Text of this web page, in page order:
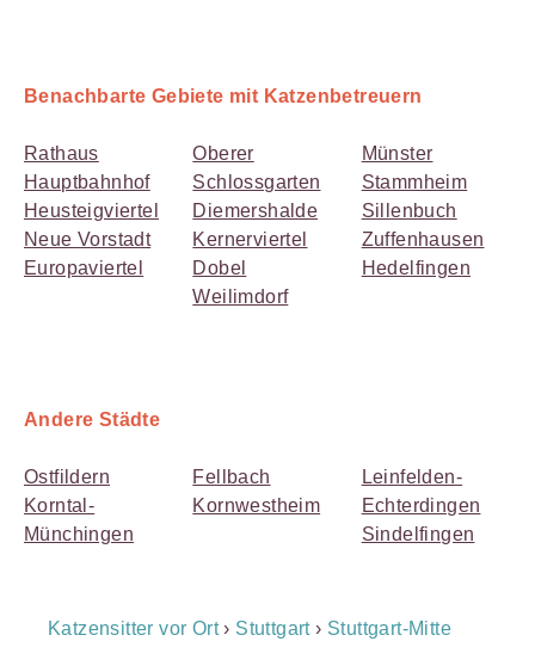
Benachbarte Gebiete mit Katzenbetreuern
Rathaus
Hauptbahnhof
Heusteigviertel
Neue Vorstadt
Europaviertel
Oberer
Schlossgarten
Diemershalde
Kernerviertel
Dobel
Weilimdorf
Münster
Stammheim
Sillenbuch
Zuffenhausen
Hedelfingen
Andere Städte
Ostfildern
Korntal-
Münchingen
Fellbach
Kornwestheim
Leinfelden-
Echterdingen
Sindelfingen
Breadcrumb
Katzensitter vor Ort› Stuttgart› Stuttgart-Mitte